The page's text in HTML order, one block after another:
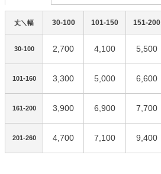
丈＼幅 30-100 101-150 151-200
30-100 2,700 4,100 5,500
101-160 3,300 5,000 6,600
161-200 3,900 6,900 7,700
201-260 4,700 7,100 9,400